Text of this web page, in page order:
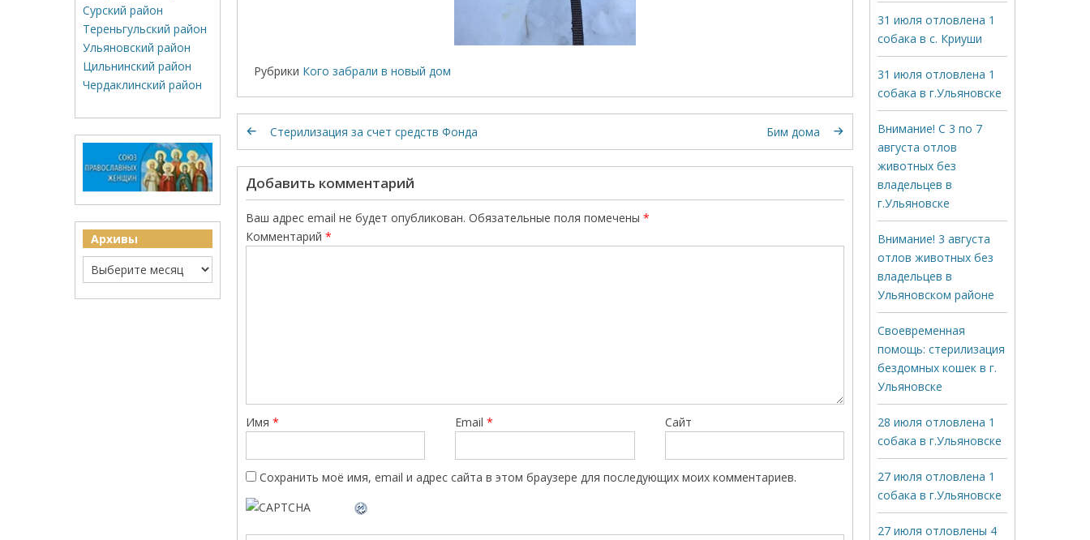
Рубрики Кого забрали в новый дом
Стерилизация за счет средств Фонда Бим дома
Добавить комментарий
Ваш адрес email не будет опубликован. Обязательные поля помечены *
Комментарий *
Имя * Email* Сайт
Сохранить моё имя, email и адрес сайта в этом браузере для последующих моих комментариев.
Сурский район
Тереньгульский район
Ульяновский район
Цильнинский район
Чердаклинский район
Архивы
31 июля отловлена 1
собака в с. Криуши
31 июля отловлена 1
собака в г.Ульяновске
Внимание! С 3 по 7
августа отлов
животных без
владельцев в
г.Ульяновске
Внимание! 3 августа
отлов животных без
владельцев в
Ульяновском районе
Своевременная
помощь: стерилизация
бездомных кошек в г.
Ульяновске
28 июля отловлена 1
собака в г.Ульяновске
27 июля отловлена 1
собака в г.Ульяновске
27 июля отловлены 4